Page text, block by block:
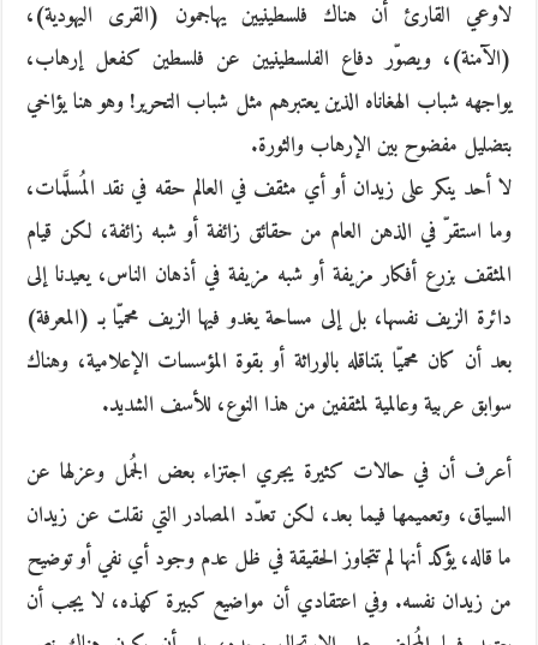
لاوعي القارئ أن هناك فلسطينيين يهاجمون (القرى اليهودية)،
(الآمنة)، ويصوّر دفاع الفلسطينيين عن فلسطين كفعل إرهاب،
يواجهه شباب الهغاناه الذين يعتبرهم مثل شباب التحرير! وهو هنا يؤاخي
بتضليل مفضوح بين الإرهاب والثورة.
لا أحد ينكر على زيدان أو أي مثقف في العالم حقه في نقد المُسلَّمات،
وما استقرّ في الذهن العام من حقائق زائفة أو شبه زائفة، لكن قيام
المثقف بزرع أفكار مزيفة أو شبه مزيفة في أذهان الناس، يعيدنا إلى
دائرة الزيف نفسها، بل إلى مساحة يغدو فيها الزيف محميّا بـ (المعرفة)
بعد أن كان محميّا بتناقله بالوراثة أو بقوة المؤسسات الإعلامية، وهناك
سوابق عربية وعالمية لمثقفين من هذا النوع، للأسف الشديد.
أعرف أن في حالات كثيرة يجري اجتزاء بعض الجُمل وعزلها عن
السياق، وتعميمها فيما بعد، لكن تعدّد المصادر التي نقلت عن زيدان
ما قاله، يؤكد أنها لم تتجاوز الحقيقة في ظل عدم وجود أي نفي أو توضيح
من زيدان نفسه. وفي اعتقادي أن مواضيع كبيرة كهذه، لا يجب أن